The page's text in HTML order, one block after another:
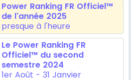
Power Ranking FR Officiel™
de l'année 2025
presque à l'heure
Le Power Ranking FR
Officiel™ du second
semestre 2024
1er Août - 31 Janvier